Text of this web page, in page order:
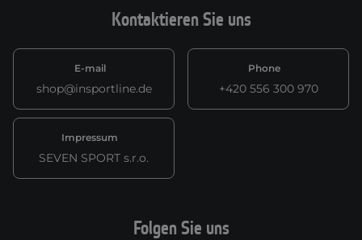
Kontaktieren Sie uns
E-mail
shop@insportline.de
Phone
+420 556 300 970
Impressum
SEVEN SPORT s.r.o.
Folgen Sie uns